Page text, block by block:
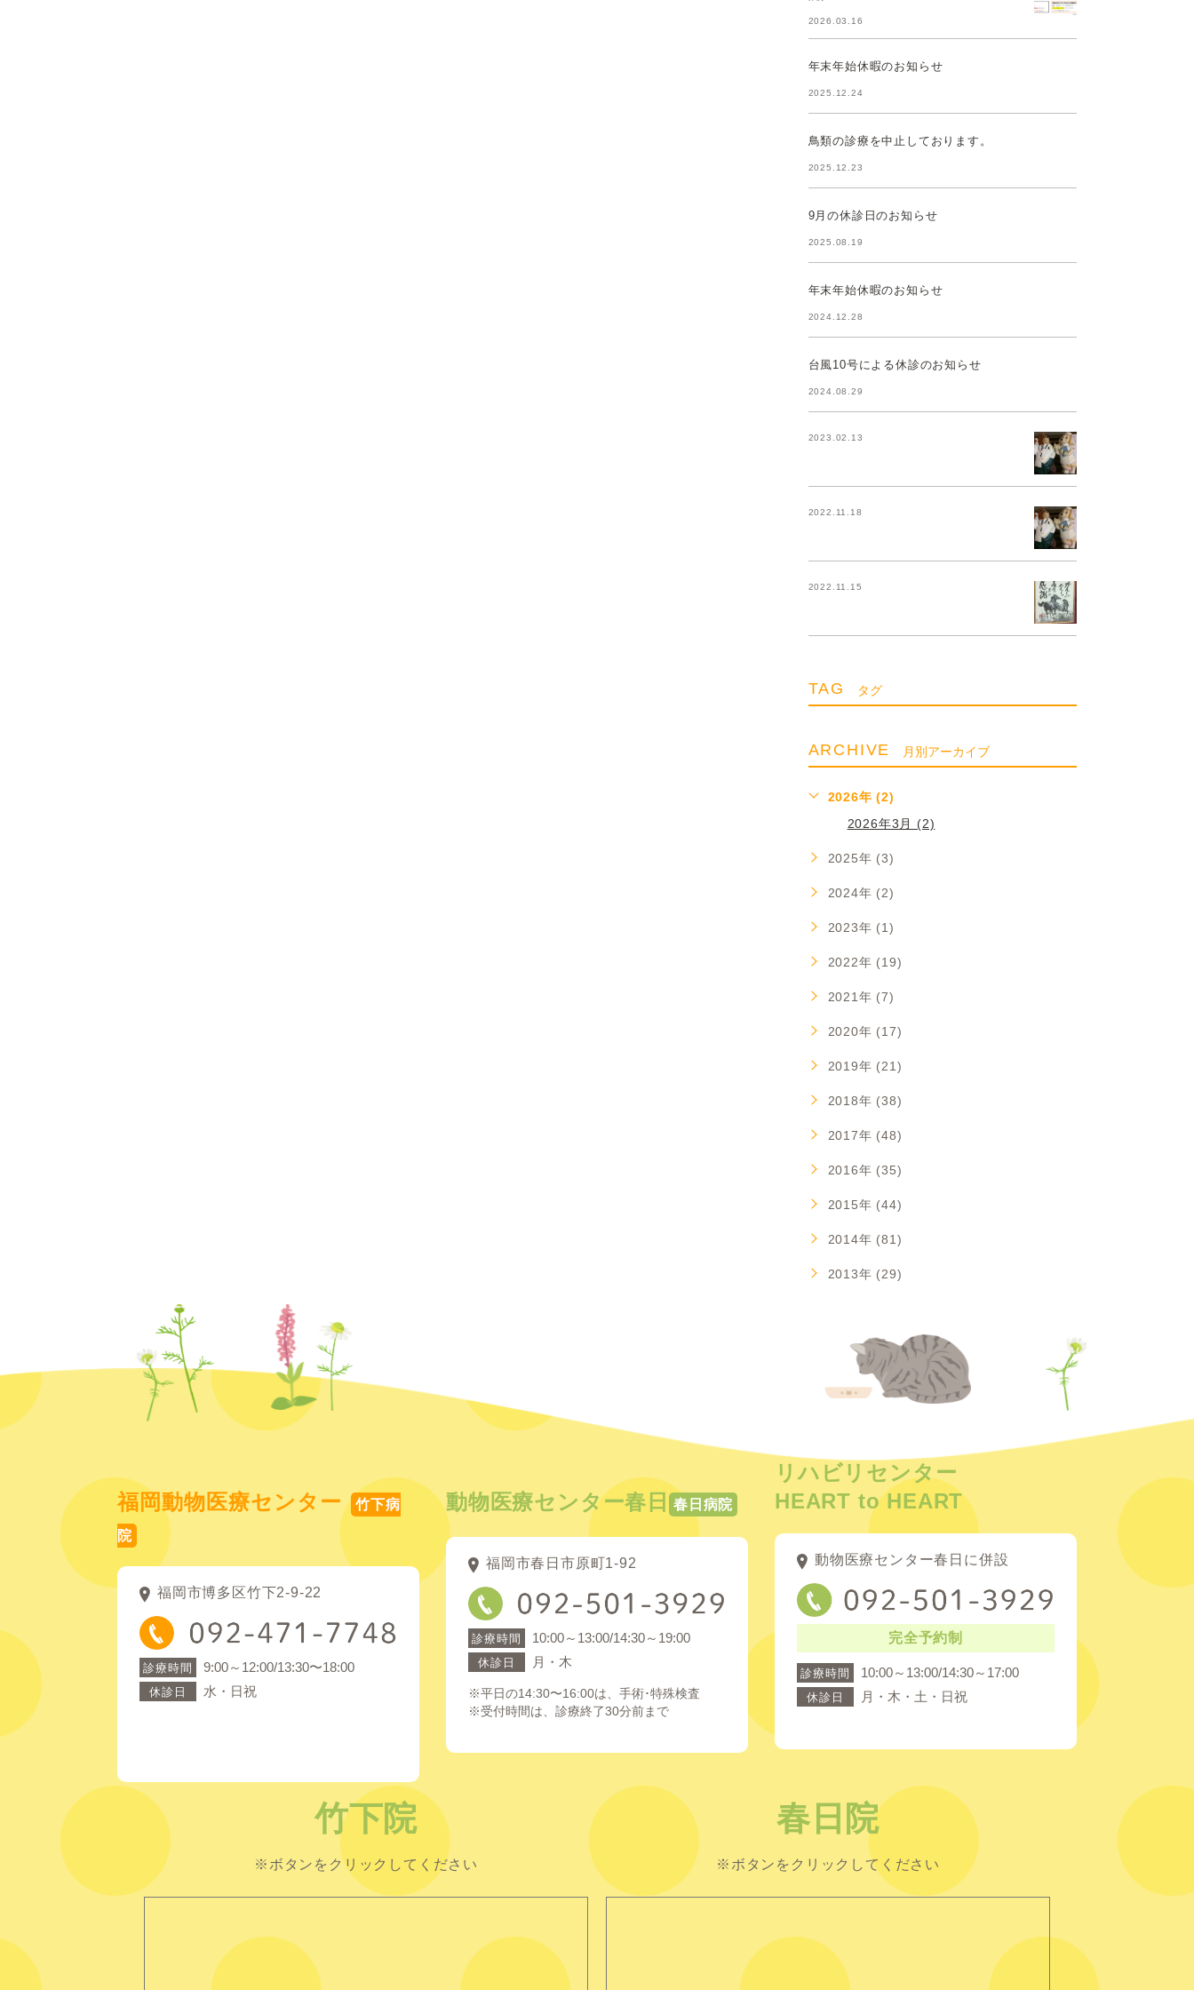
2026.03.16
年末年始休暇のお知らせ
2025.12.24
鳥類の診療を中止しております。
2025.12.23
9月の休診日のお知らせ
2025.08.19
年末年始休暇のお知らせ
2024.12.28
台風10号による休診のお知らせ
2024.08.29
2023.02.13
2022.11.18
2022.11.15
TAG タグ
ARCHIVE 月別アーカイブ
2026年 (2)
2026年3月 (2)
2025年 (3)
2024年 (2)
2023年 (1)
2022年 (19)
2021年 (7)
2020年 (17)
2019年 (21)
2018年 (38)
2017年 (48)
2016年 (35)
2015年 (44)
2014年 (81)
2013年 (29)
福岡動物医療センター 竹下病
院
福岡市博多区竹下2-9-22
診療時間 9:00～12:00/13:30〜18:00
休診日 水・日祝
動物医療センター春日 春日病院
福岡市春日市原町1-92
診療時間 10:00～13:00/14:30～19:00
休診日 月・木
※平日の14:30〜16:00は、手術･特殊検査
※受付時間は、診療終了30分前まで
リハビリセンター
HEART to HEART
動物医療センター春日に併設
完全予約制
診療時間 10:00～13:00/14:30～17:00
休診日 月・木・土・日祝
竹下院
※ボタンをクリックしてください
春日院
※ボタンをクリックしてください